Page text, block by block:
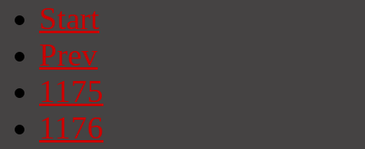
Start
Prev
1175
1176